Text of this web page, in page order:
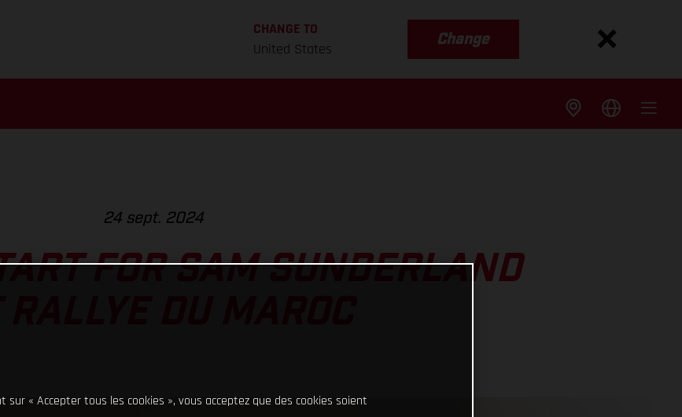
CHANGE TO
United States
Change
24 sept. 2024
FOR SAM SUNDERLAND
sur « Accepter tous les cookies », vous acceptez que des cookies soient